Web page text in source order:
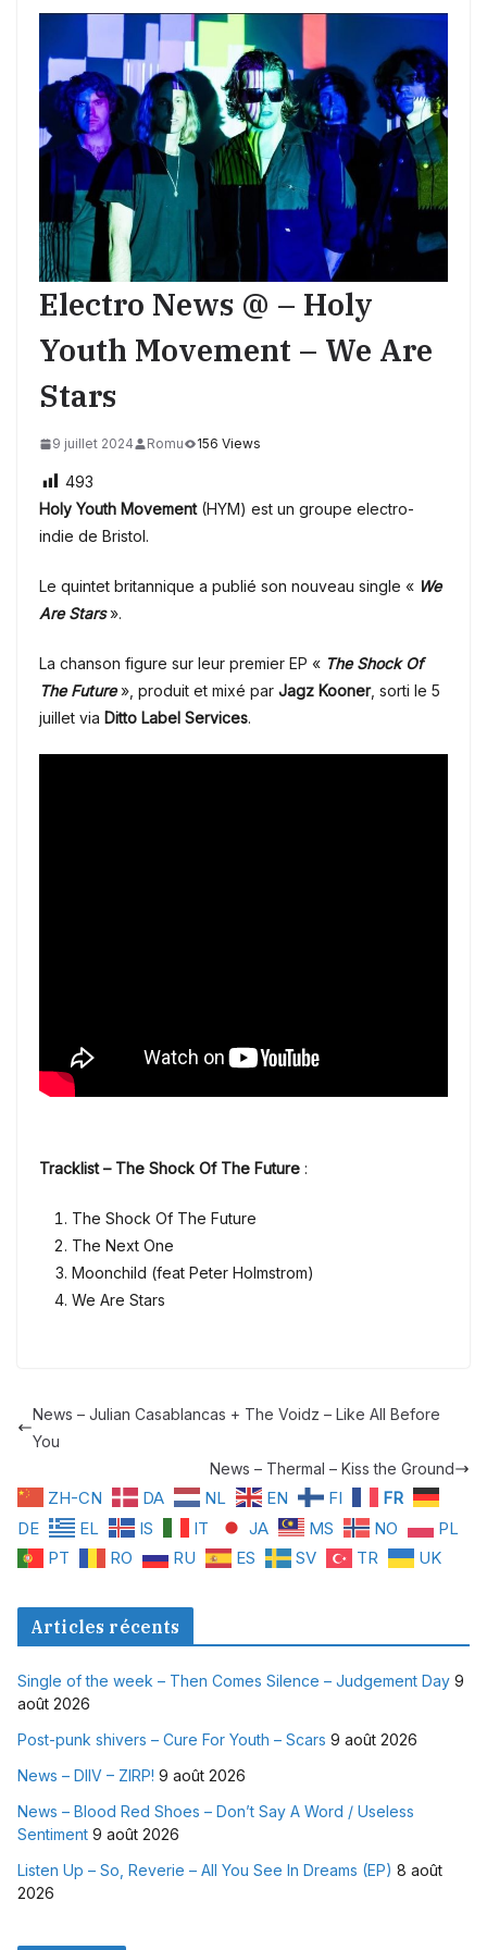
Electro News @ – Holy
Youth Movement – We Are
Stars
9 juillet 2024 Romu 156 Views
493
Holy Youth Movement(HYM) est un groupe electro-
indie de Bristol.
Le quintet britannique a publié son nouveau single « We
Are Stars».
La chanson figure sur leur premier EP « The Shock Of
The Future», produit et mixé par Jagz Kooner, sorti le 5
juillet via Ditto Label Services.
Tracklist – The Shock Of The Future :
The Shock Of The Future
The Next One
Moonchild (feat Peter Holmstrom)
We Are Stars
News – Julian Casablancas + The Voidz – Like All Before
You
News – Thermal – Kiss the Ground
ZH-CN DA NL EN FI
FR
DE
EL IS IT JA MS NO
PL
PT
RO RU ES SV TR UK
Articles récents
Single of the week – Then Comes Silence – Judgement Day 9
août 2026
Post-punk shivers – Cure For Youth – Scars 9 août 2026
News – DIIV – ZIRP! 9 août 2026
News – Blood Red Shoes – Don’t Say A Word / Useless
Sentiment 9 août 2026
Listen Up – So, Reverie – All You See In Dreams (EP) 8 août
2026